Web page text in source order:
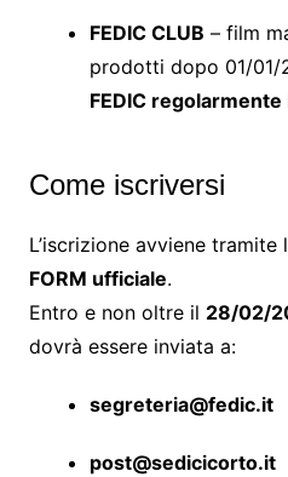
FEDIC CLUB – film
prodotti dopo 01/01/
FEDIC
Come iscriversi
L’iscrizione avviene
FORM ufficiale.
Entro e non oltre il 28/02/
dovrà essere inviata a:
segreteria@fedic.it
post@sedicicorto.it